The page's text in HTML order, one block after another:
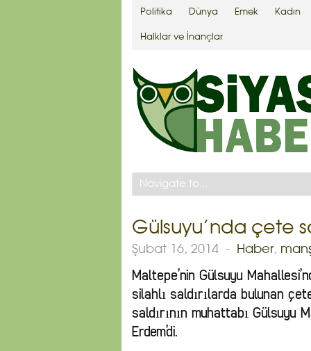
Politika Dünya Emek Kadın
Halklar ve İnançlar
Gülsuyu’nda çete
Şubat 16, 2014 - Haber,
Maltepe’nin Gülsuyu
silahlı saldırılarda bulunan
saldırının muhattabı Gülsuyu
Erdem’di.